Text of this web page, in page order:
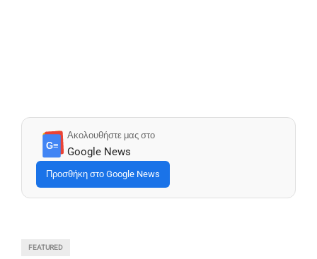
G≡
Ακολουθήστε μας στο
Google News
Προσθήκη στο Google News
FEATURED